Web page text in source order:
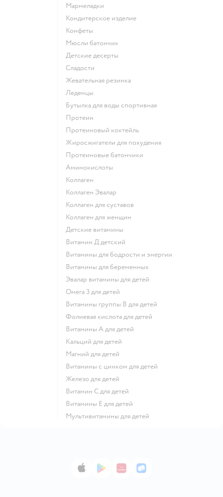
мармеладки
кондитерское изделие
конфеты
мюсли батончик
детские десерты
сладости
жевательная резинка
леденцы
Бутылка для воды спортивная
Протеин
Протеиновый коктейль
Жиросжигатели для похудения
Протеиновые батончики
Аминокислоты
Коллаген
Коллаген Эвалар
Коллаген для суставов
Коллаген для женщин
Детские витамины
Витамин Д детский
Витамины для бодрости и энергии
Витамины для беременных
Эвалар витамины для детей
Омега 3 для детей
Витамины группы В для детей
Фолиевая кислота для детей
Витамины А для детей
Кальций для детей
Магний для детей
Витамины с цинком для детей
Железо для детей
Витамин С для детей
Витамины Е для детей
Мультивитамины для детей
App StoreGoogle Play
AppGallery
RuStore